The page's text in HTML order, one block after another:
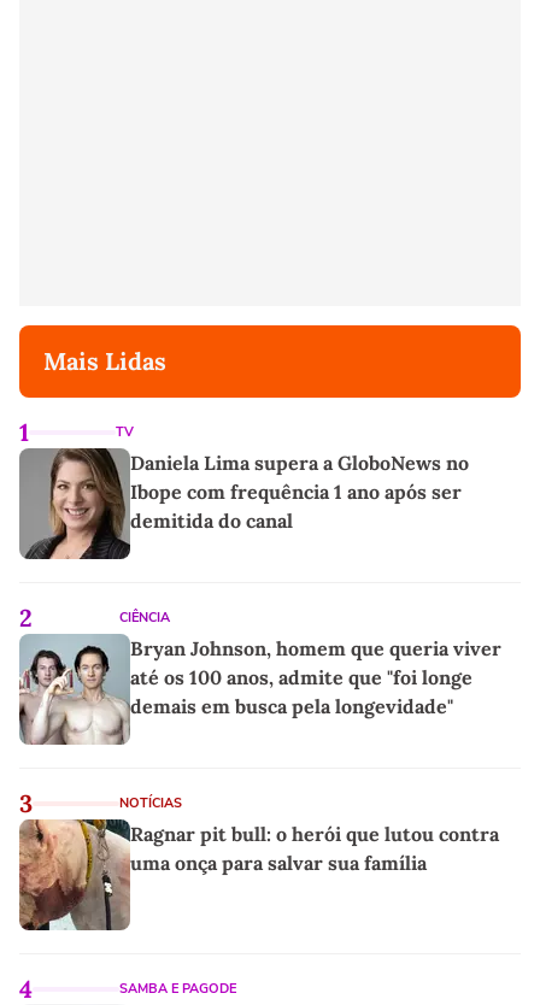
Mais Lidas
1 TV
Daniela Lima supera a GloboNews no
Ibope com frequência 1 ano após ser
demitida do canal
2 CIÊNCIA
Bryan Johnson, homem que queria viver
até os 100 anos, admite que "foi longe
demais em busca pela longevidade"
3 NOTÍCIAS
Ragnar pit bull: o herói que lutou contra
uma onça para salvar sua família
4 SAMBA E PAGODE